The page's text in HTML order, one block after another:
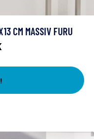
CM MASSIV FURU